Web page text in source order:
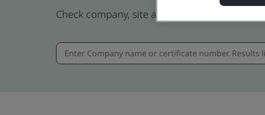
Check company, site and product certificates